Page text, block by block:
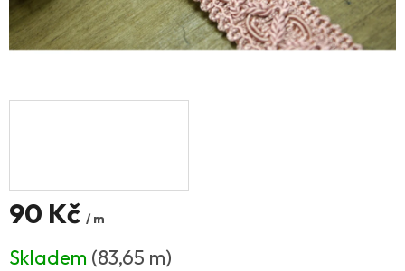
90 Kč / m
cena:
Skladem (83,65 m)